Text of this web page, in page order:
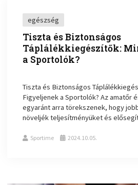
egészség
Tiszta és Biztonságos
Táplálékkiegészítők:
a Sportolók?
Tiszta és Biztonságos
Figyeljenek a Sportolók? Az amatőr
egyaránt arra törekszenek, hogy
növeljék teljesítményüket és
Sportime 2024.10.05.